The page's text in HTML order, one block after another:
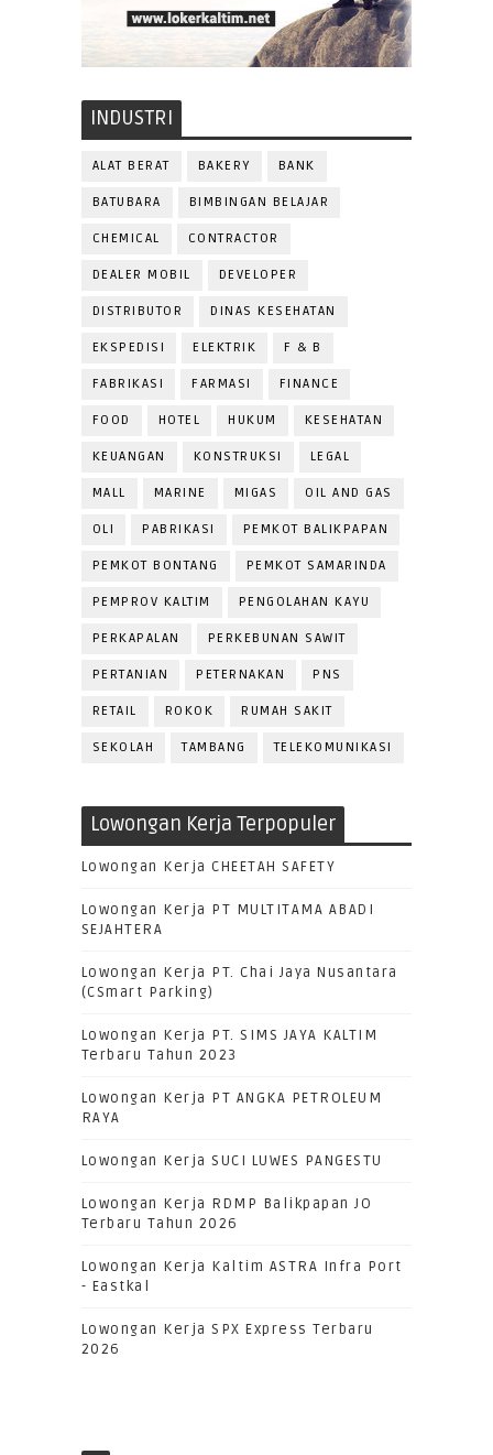
INDUSTRI
ALAT BERAT BAKERY BANK
BATUBARA BIMBINGAN BELAJAR
CHEMICAL CONTRACTOR
DEALER MOBIL DEVELOPER
DISTRIBUTOR DINAS KESEHATAN
EKSPEDISI ELEKTRIK F & B
FABRIKASI FARMASI FINANCE
FOOD HOTEL HUKUM KESEHATAN
KEUANGAN KONSTRUKSI LEGAL
MALL MARINE MIGAS OIL AND GAS
OLI PABRIKASI PEMKOT BALIKPAPAN
PEMKOT BONTANG PEMKOT SAMARINDA
PEMPROV KALTIM PENGOLAHAN KAYU
PERKAPALAN PERKEBUNAN SAWIT
PERTANIAN PETERNAKAN PNS
RETAIL ROKOK RUMAH SAKIT
SEKOLAH TAMBANG TELEKOMUNIKASI
Lowongan Kerja Terpopuler
Lowongan Kerja CHEETAH SAFETY
Lowongan Kerja PT MULTITAMA ABADI
SEJAHTERA
Lowongan Kerja PT. Chai Jaya Nusantara
(CSmart Parking)
Lowongan Kerja PT. SIMS JAYA KALTIM
Terbaru Tahun 2023
Lowongan Kerja PT ANGKA PETROLEUM
RAYA
Lowongan Kerja SUCI LUWES PANGESTU
Lowongan Kerja RDMP Balikpapan JO
Terbaru Tahun 2026
Lowongan Kerja Kaltim ASTRA Infra Port
- Eastkal
Lowongan Kerja SPX Express Terbaru
2026